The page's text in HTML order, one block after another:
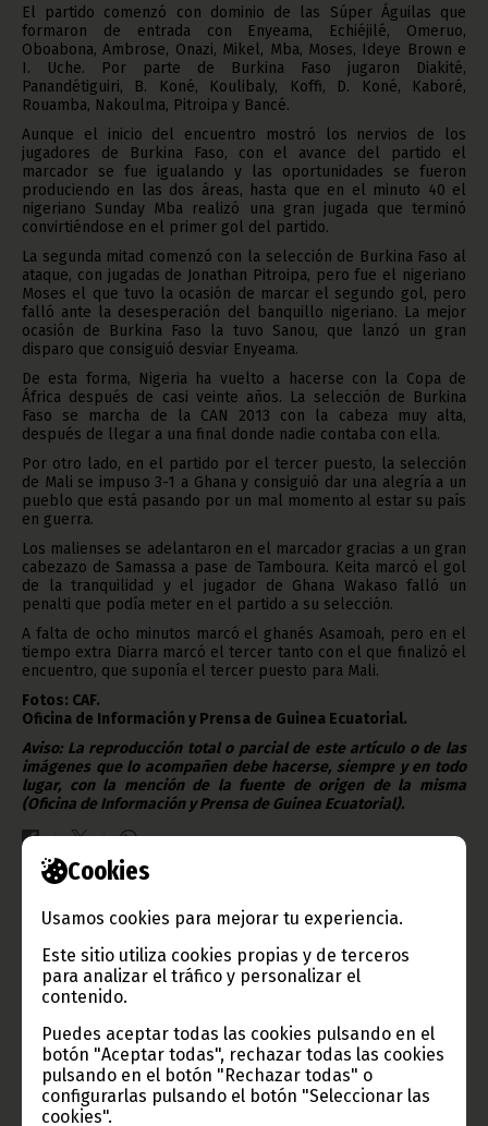
Cookies
Usamos cookies para mejorar tu experiencia.
Este sitio utiliza cookies propias y de terceros
para analizar el tráfico y personalizar el
contenido.
Puedes aceptar todas las cookies pulsando en el
botón "Aceptar todas", rechazar todas las cookies
pulsando en el botón "Rechazar todas" o
configurarlas pulsando el botón "Seleccionar las
cookies".
El partido comenzó con dominio de las Súper Águilas que
formaron de entrada con Enyeama, Echiéjilé, Omeruo,
Oboabona, Ambrose, Onazi, Mikel, Mba, Moses, Ideye Brown e
I. Uche. Por parte de Burkina Faso jugaron Diakité,
Panandétiguiri, B. Koné, Koulibaly, Koffi, D. Koné, Kaboré,
Rouamba, Nakoulma, Pitroipa y Bancé.
Aunque el inicio del encuentro mostró los nervios de los
jugadores de Burkina Faso, con el avance del partido el
marcador se fue igualando y las oportunidades se fueron
produciendo en las dos áreas, hasta que en el minuto 40 el
nigeriano Sunday Mba realizó una gran jugada que terminó
convirtiéndose en el primer gol del partido.
La segunda mitad comenzó con la selección de Burkina Faso al
ataque, con jugadas de Jonathan Pitroipa, pero fue el nigeriano
Moses el que tuvo la ocasión de marcar el segundo gol, pero
falló ante la desesperación del banquillo nigeriano. La mejor
ocasión de Burkina Faso la tuvo Sanou, que lanzó un gran
disparo que consiguió desviar Enyeama.
De esta forma, Nigeria ha vuelto a hacerse con la Copa de
África después de casi veinte años. La selección de Burkina
Faso se marcha de la CAN 2013 con la cabeza muy alta,
después de llegar a una final donde nadie contaba con ella.
Por otro lado, en el partido por el tercer puesto, la selección
de Mali se impuso 3-1 a Ghana y consiguió dar una alegría a un
pueblo que está pasando por un mal momento al estar su país
en guerra.
Los malienses se adelantaron en el marcador gracias a un gran
cabezazo de Samassa a pase de Tamboura. Keita marcó el gol
de la tranquilidad y el jugador de Ghana Wakaso falló un
penalti que podía meter en el partido a su selección.
A falta de ocho minutos marcó el ghanés Asamoah, pero en el
tiempo extra Diarra marcó el tercer tanto con el que finalizó el
encuentro, que suponía el tercer puesto para Mali.
Fotos: CAF.
Oficina de Información y Prensa de Guinea Ecuatorial.
Aviso: La reproducción total o parcial de este artículo o de las
imágenes que lo acompañen debe hacerse, siempre y en todo
lugar, con la mención de la fuente de origen de la misma
(Oficina de Información y Prensa de Guinea Ecuatorial).
Gobierno e Instituciones
Información de Guinea Ecuatorial